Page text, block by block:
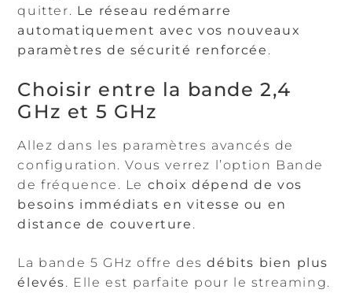
quitter. Le réseau redémarre
automatiquement avec vos nouveaux
paramètres de sécurité renforcée .
Choisir entre la bande 2,4
GHz et 5 GHz
Allez dans les paramètres avancés de
configuration. Vous verrez l’option Bande
de fréquence. Le choix dépend de vos
besoins immédiats en vitesse ou en
distance de couverture .
La bande 5 GHz offre desdébits bien plus
élevés. Elle est parfaite pour le streaming.